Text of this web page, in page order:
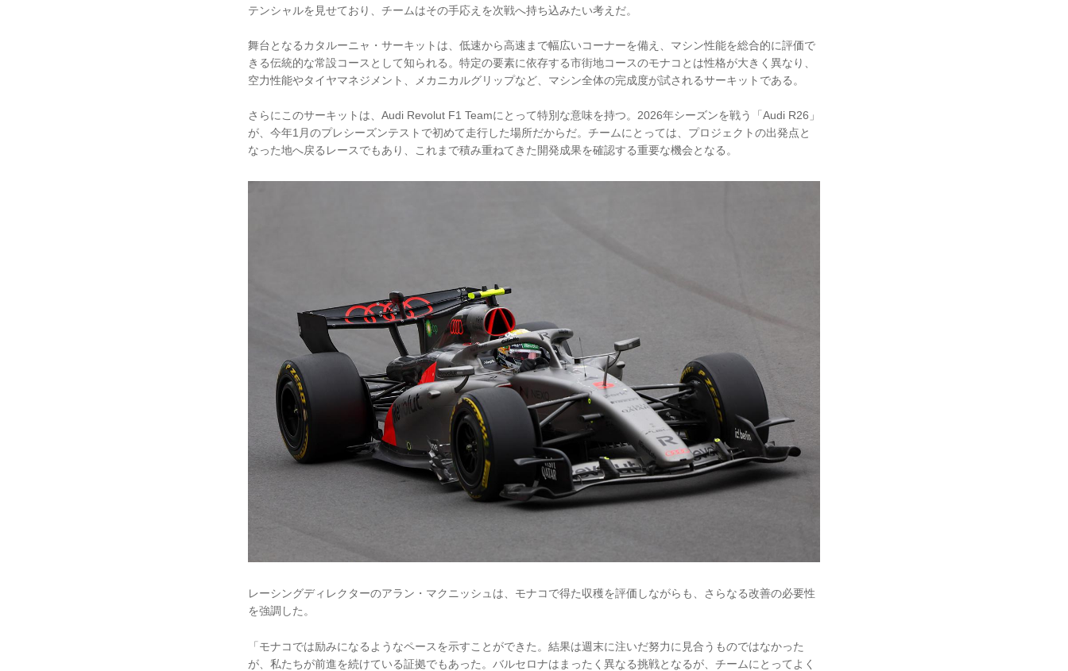
テンシャルを見せており、チームはその手応えを次戦へ持ち込みたい考えだ。
舞台となるカタルーニャ・サーキットは、低速から高速まで幅広いコーナーを備え、マシン性能を総合的に評価で
きる伝統的な常設コースとして知られる。特定の要素に依存する市街地コースのモナコとは性格が大きく異なり、
空力性能やタイヤマネジメント、メカニカルグリップなど、マシン全体の完成度が試されるサーキットである。
さらにこのサーキットは、Audi Revolut F1 Teamにとって特別な意味を持つ。2026年シーズンを戦う「Audi R26」
が、今年1月のプレシーズンテストで初めて走行した場所だからだ。チームにとっては、プロジェクトの出発点と
なった地へ戻るレースでもあり、これまで積み重ねてきた開発成果を確認する重要な機会となる。
レーシングディレクターのアラン・マクニッシュは、モナコで得た収穫を評価しながらも、さらなる改善の必要性
を強調した。
「モナコでは励みになるようなペースを示すことができた。結果は週末に注いだ努力に見合うものではなかった
が、私たちが前進を続けている証拠でもあった。バルセロナはまったく異なる挑戦となるが、チームにとってよく